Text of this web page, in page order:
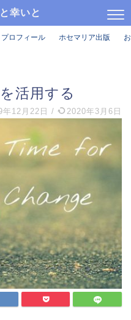
幸いと
プロフィール ホセマリア出版
活用する
年12月22日 / 2020年3月6日